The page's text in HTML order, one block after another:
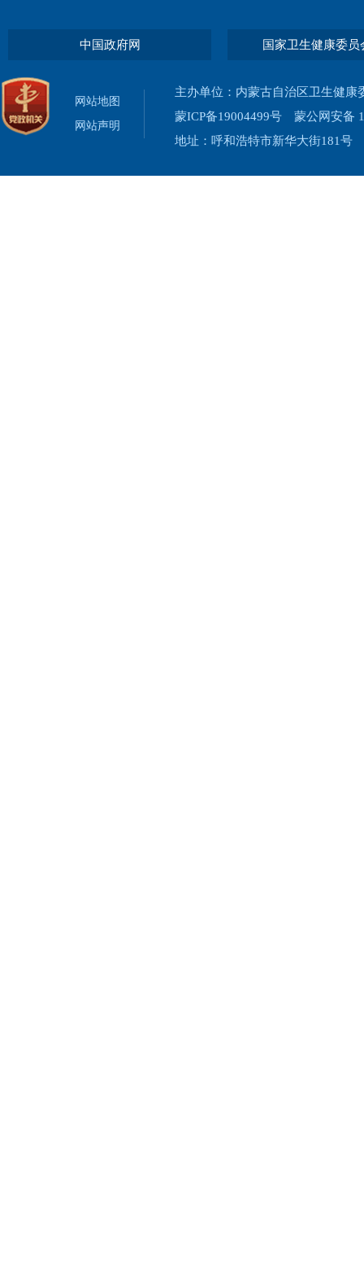
中国政府网 国家卫生健康委员
网站地图
网站声明
主办单位：内蒙古自治区卫生健
蒙ICP备19004499号
蒙公网安备
地址：呼和浩特市新华大街181